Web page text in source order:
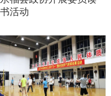
书活动